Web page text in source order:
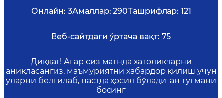
Онлайн: 3Амаллар: 290Ташрифлар: 121
Веб-сайтдаги ўртача вақт: 75
Диққат! Агар сиз матнда хатоликларни
аниқласангиз, маъмуриятни хабардор қилиш учун
уларни белгилаб, пастда ҳосил бўладиган тугмани
босинг